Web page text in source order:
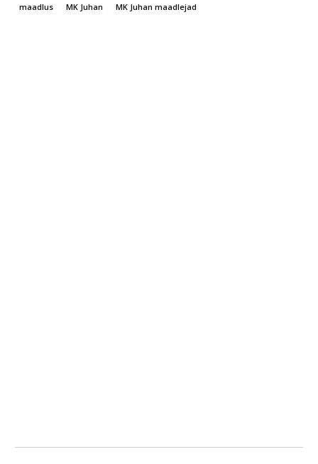
maadlus MK Juhan MK Juhan maadlejad